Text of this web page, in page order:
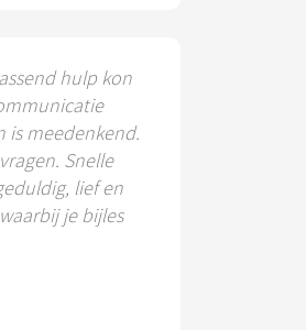
hulp kon
is meedenkend.
Snelle
lief en
je bijles